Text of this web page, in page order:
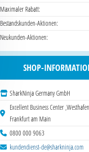
Maximaler Rabatt:
Bestandskunden-Aktionen:
Neukunden-Aktionen:
SHOP-
SharkNinja Germany GmbH
Excellent Business Center
Frankfurt am Main
0800 000 9063
kundendienst-de@sharkninja.com